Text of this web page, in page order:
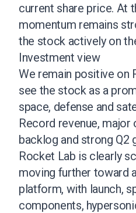
current share price. At
momentum remains
the stock actively on
Investment view
We remain positive on
see the stock as a
space, defense and
Record revenue,
backlog and strong Q2
Rocket Lab is clearly
moving further toward
platform, with launch,
components,